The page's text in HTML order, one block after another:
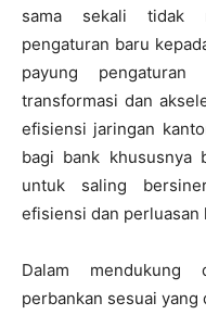
sama sekali tidak
pengaturan baru
payung
transformasi dan
efisiensi jaringan
bagi bank khususnya
untuk saling
efisiensi dan perluasan
Dalam mendukung
perbankan sesuai yang